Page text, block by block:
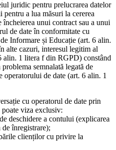
juridic pentru prelucrarea datelor
pentru a lua măsuri la cererea
încheierea unui contract sau a unui
de date în conformitate cu
Informare și Educație (art. 6 alin.
alte cazuri, interesul legitim al
alin. 1 litera f din RGPD) constând
semnalată legată de
operatorului de date (art. 6 alin. 1
cu operatorul de date prin
viza exclusiv:
deschidere a contului (explicarea
înregistrare);
clienților cu privire la